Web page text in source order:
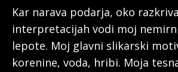
Kar narava podarja, oko
interpretacijah vodi moj
lepote. Moj glavni slikarski
korenine, voda, hribi. Moja